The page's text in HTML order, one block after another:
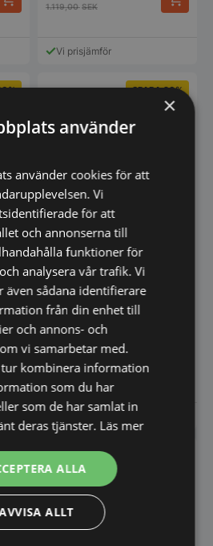
1.119,00SEK
Vi prisjämför
SPARA 20%
Induktionshäll 3500 D XL,
HENDI, svart, 220–
240V/3500W,
355x400x(H)100 mm
Professionella induktionshällar
för snabb och energieffektiv
matlagning.…
1.960,00
2.450,00 SEK
×
använder
använder cookies för att
Vi
för att
och annonserna till
funktioner för
analysera vår trafik. Vi
även sådana identifierare
från din enhet till
och annons- och
vi samarbetar med.
tur kombinera information
som du har
som de har samlat in
deras tjänster. Läs mer
ALLA
ALLT